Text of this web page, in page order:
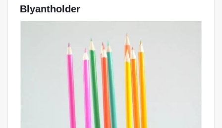
Blyantholder